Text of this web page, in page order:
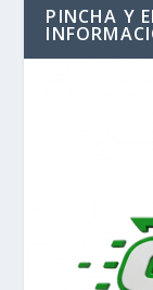
PINCHA Y